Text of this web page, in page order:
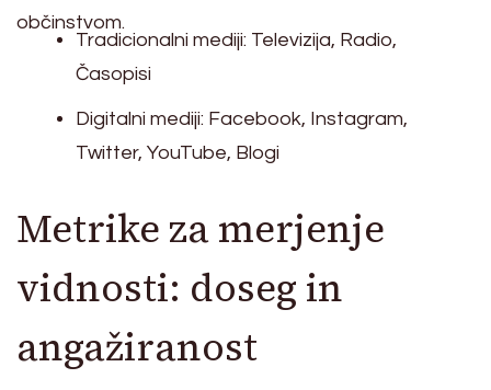
občinstvom.
Tradicionalni mediji: Televizija, Radio,
Časopisi
Digitalni mediji: Facebook, Instagram,
Twitter, YouTube, Blogi
Metrike za merjenje
vidnosti: doseg in
angažiranost